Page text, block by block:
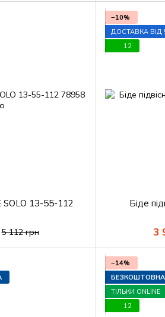
SOLO 13-55-112
5 112 грн
−10%
ДОСТАВКА ВІД
12
Біде
3
−14%
ТІЛЬКИ ONLINE
12